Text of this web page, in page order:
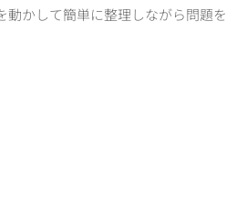
動かして簡単に整理しながら問題を